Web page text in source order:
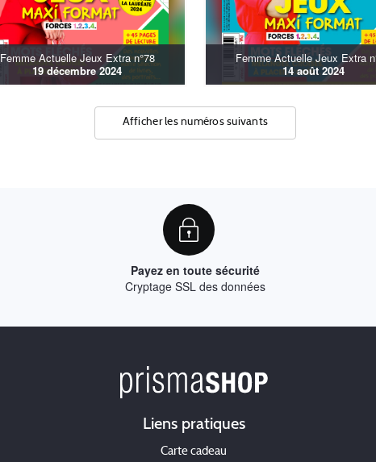
Femme Actuelle Jeux Extra n°78
19 décembre 2024
Femme Actuelle Jeux Extra
14 août 2024
Afficher les numéros suivants
Payez en toute sécurité
Cryptage SSL des données
Liens pratiques
Carte cadeau